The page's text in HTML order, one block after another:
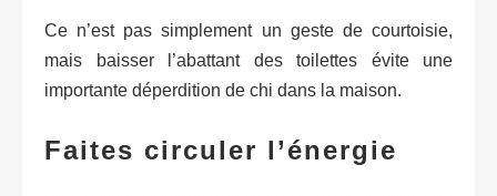
Ce n’est pas simplement un geste de courtoisie,
mais baisser l’abattant des toilettes évite une
importante déperdition de chi dans la maison.
Faites circuler l’énergie